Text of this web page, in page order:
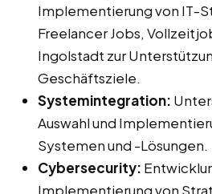
Implementierung von IT-
Freelancer Jobs,
Ingolstadt zur
Geschäftsziele.
Systemintegration:
Auswahl und
Systemen und -Lösungen.
Cybersecurity:
Implementierung von